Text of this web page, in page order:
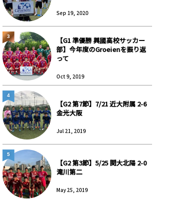
Sep 19, 2020
【G1 準優勝 興國高校サッカー
部】今年度のGroeienを振り返
って
Oct 9, 2019
3
【G2 第7節】7/21 近大附属 2-6
金光大阪
Jul 21, 2019
4
【G2 第3節】5/25 関大北陽 2-0
滝川第二
May 25, 2019
5